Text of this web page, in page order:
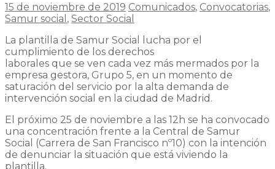
15 de noviembre de 2019 Comunicados, Convocatorias,
Samur social , Sector Social
La plantilla de Samur Social lucha por el
cumplimiento de los derechos
laborales que se ven cada vez más mermados por la
empresa gestora, Grupo 5, en un momento de
saturación del servicio por la alta demanda de
intervención social en la ciudad de Madrid.
El próximo 25 de noviembre a las 12h se ha convocado
una concentración frente a la Central de Samur
Social (Carrera de San Francisco nº10) con la intención
de denunciar la situación que está viviendo la
plantilla.